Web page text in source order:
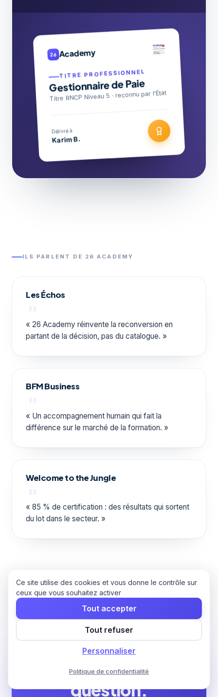
26 Academy
TITRE PROFESSIONNEL
Gestionnaire de Paie
Titre RNCP Niveau 5 · reconnu par l'État
Délivré à
Karim B.
ILS PARLENT DE 26 ACADEMY
Les Échos
« 26 Academy réinvente la reconversion en
partant de la décision, pas du catalogue. »
BFM Business
« Un accompagnement humain qui fait la
différence sur le marché de la formation. »
Welcome to the Jungle
« 85 % de certification : des résultats qui sortent
du lot dans le secteur. »
Votre prochaine
étape
commence par une
question.
Ce site utilise des cookies et vous donne le contrôle sur
ceux que vous souhaitez activer
Tout accepter
Tout refuser
Personnaliser
Politique de confidentialité